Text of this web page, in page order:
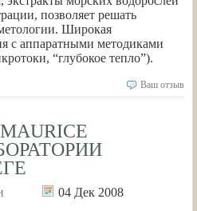
позволяет решать
Широкая
с аппаратными методиками
“глубокое тепло”).
Ваш отзыв
04 Дек 2008